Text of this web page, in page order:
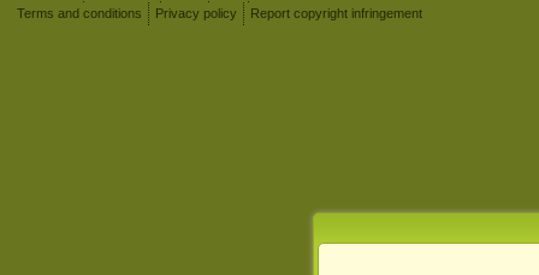
Terms and conditions
Privacy policy Report copyright infringement